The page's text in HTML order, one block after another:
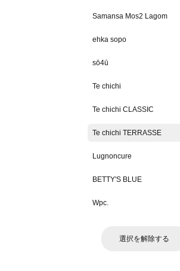
Samansa Mos2 Lagom
ehka sopo
sō4ū
Te chichi
Te chichi CLASSIC
Te chichi TERRASSE
Lugnoncure
BETTY'S BLUE
Wpc.
選択を解除する